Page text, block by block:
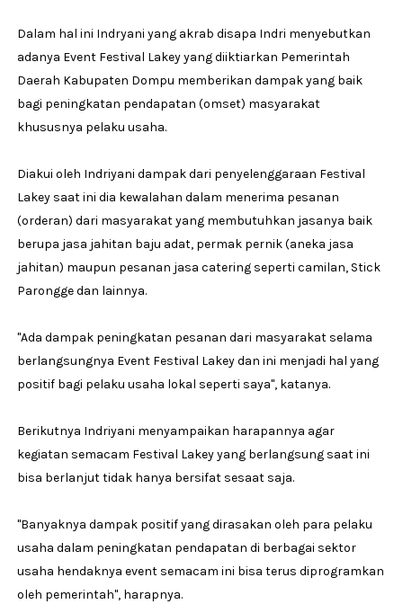
Dalam hal ini Indryani yang akrab disapa Indri menyebutkan
adanya Event Festival Lakey yang diiktiarkan Pemerintah
Daerah Kabupaten Dompu memberikan dampak yang baik
bagi peningkatan pendapatan (omset) masyarakat
khususnya pelaku usaha.
Diakui oleh Indriyani dampak dari penyelenggaraan Festival
Lakey saat ini dia kewalahan dalam menerima pesanan
(orderan) dari masyarakat yang membutuhkan jasanya baik
berupa jasa jahitan baju adat, permak pernik (aneka jasa
jahitan) maupun pesanan jasa catering seperti camilan, Stick
Parongge dan lainnya.
"Ada dampak peningkatan pesanan dari masyarakat selama
berlangsungnya Event Festival Lakey dan ini menjadi hal yang
positif bagi pelaku usaha lokal seperti saya", katanya.
Berikutnya Indriyani menyampaikan harapannya agar
kegiatan semacam Festival Lakey yang berlangsung saat ini
bisa berlanjut tidak hanya bersifat sesaat saja.
"Banyaknya dampak positif yang dirasakan oleh para pelaku
usaha dalam peningkatan pendapatan di berbagai sektor
usaha hendaknya event semacam ini bisa terus diprogramkan
oleh pemerintah", harapnya.